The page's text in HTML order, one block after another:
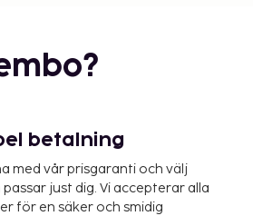
betalning
med vår prisgaranti och välj
just dig. Vi accepterar alla
för en säker och smidig